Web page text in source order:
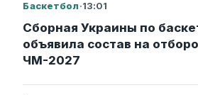
Баскетбол·13:01
Сборная Украины по
объявила состав на
ЧМ-2027